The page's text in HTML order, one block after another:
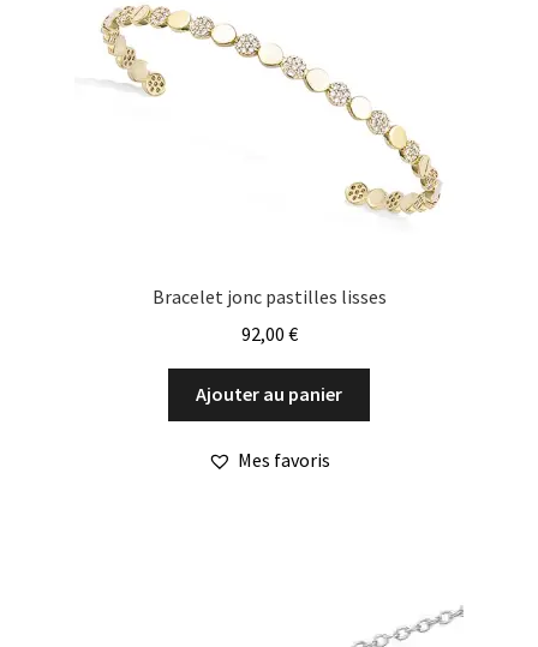
Bracelet jonc pastilles lisses
92,00 €
Ajouter au panier
Mes favoris